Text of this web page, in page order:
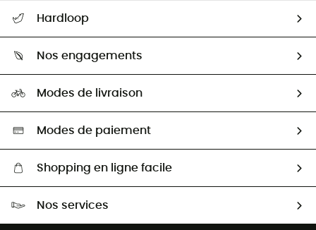
Guide des tailles
Seconde Main
Aide & Contact
Hardloop
HardGuides
Nos engagements
Sélection éco-responsable
Modes de livraison
Modes de paiement
Shopping en ligne facile
Nos services